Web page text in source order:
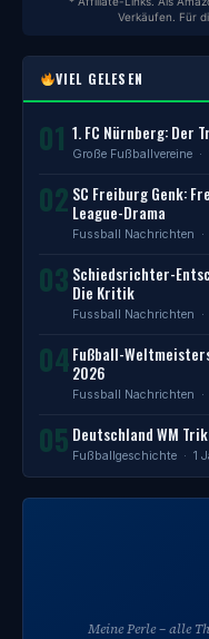
Verkäufen. Für
VIEL GELESEN
01 1. FC Nürnberg: Der
Große Fußballvereine ·
02 SC Freiburg Genk:
League-Drama
Fussball Nachrichten
03 Schiedsrichter-
Die Kritik
Fussball Nachrichten
04 Fußball-
2026
Fussball Nachrichten
05 Deutschland WM
Fußballgeschichte · 1
Meine Perle – alle